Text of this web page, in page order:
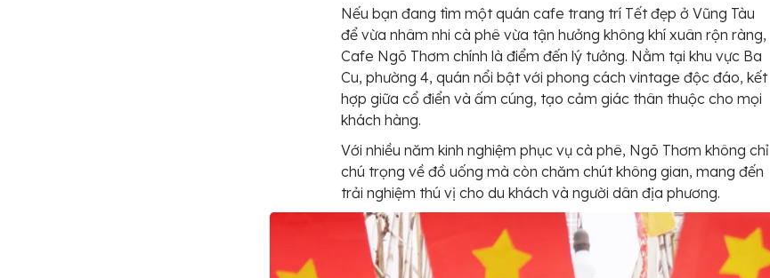
Nếu bạn đang tìm một quán cafe trang trí Tết đẹp ở Vũng Tàu
để vừa nhâm nhi cà phê vừa tận hưởng không khí xuân rộn ràng,
Cafe Ngõ Thơm chính là điểm đến lý tưởng. Nằm tại khu vực Ba
Cu, phường 4, quán nổi bật với phong cách vintage độc đáo, kết
hợp giữa cổ điển và ấm cúng, tạo cảm giác thân thuộc cho mọi
khách hàng.
Với nhiều năm kinh nghiệm phục vụ cà phê, Ngõ Thơm không chỉ
chú trọng về đồ uống mà còn chăm chút không gian, mang đến
trải nghiệm thú vị cho du khách và người dân địa phương.